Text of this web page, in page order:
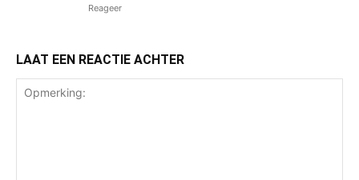
Reageer
LAAT EEN REACTIE ACHTER